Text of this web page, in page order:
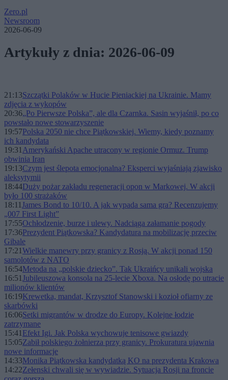
Zero.pl
Newsroom
2026-06-09
Artykuły z dnia: 2026-06-09
21:13Szczątki Polaków w Hucie Pieniackiej na Ukrainie. Mamy
zdjęcia z wykopów
20:36„Po Pierwsze Polska”, ale dla Czarnka. Sasin wyjaśnił, po co
powstało nowe stowarzyszenie
19:57Polska 2050 nie chce Piątkowskiej. Wiemy, kiedy poznamy
ich kandydata
19:31 Amerykański Apache utracony w regionie Ormuz. Trump
obwinia Iran
19:13Czym jest ślepota emocjonalna? Eksperci wyjaśniają zjawisko
aleksytymii
18:44Duży pożar zakładu regeneracji opon w Markowej. W akcji
było 100 strażaków
18:11James Bond to 10/10. A jak wypada sama gra? Recenzujemy
„007 First Light”
17:55Ochłodzenie, burze i ulewy. Nadciąga załamanie pogody
17:36Prezydent Piątkowska? Kandydatura na mobilizację przeciw
Gibale
17:21Wielkie manewry przy granicy z Rosją. W akcji ponad 150
samolotów z NATO
16:54Metoda na „polskie dziecko”. Tak Ukraińcy unikali wojska
16:51Jubileuszowa konsola na 25-lecie Xboxa. Na osłodę po utracie
milionów klientów
16:19Krewetka, mandat, Krzysztof Stanowski i kozioł ofiarny ze
skarbówki
16:06Setki migrantów w drodze do Europy. Kolejne łodzie
zatrzymane
15:41 Efekt Igi. Jak Polska wychowuje tenisowe gwiazdy
15:05Zabił polskiego żołnierza przy granicy. Prokuratura ujawnia
nowe informacje
14:33Monika Piątkowska kandydatką KO na prezydenta Krakowa
14:22Zełenski chwali się w wywiadzie. Sytuacja Rosji na froncie